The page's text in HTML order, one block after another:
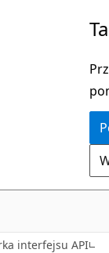
interfejsu API